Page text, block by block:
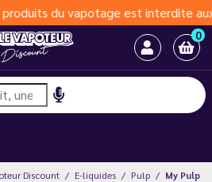
est interdite aux moins de 18
0
Discount E-liquides Pulp My Pulp